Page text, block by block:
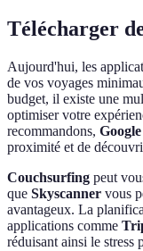
Télécharger
Aujourd'hui, les
de vos voyages
budget, il existe une
optimiser votre
recommandons,
proximité et de
Couchsurfing peut
que Skyscanner vous
avantageux. La
applications comme
réduisant ainsi le stress